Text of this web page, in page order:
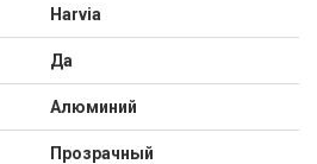
Harvia
Да
Алюминий
Прозрачный